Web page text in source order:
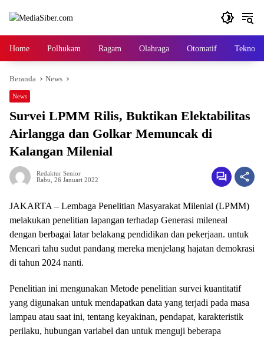
Home Polhukam Ragam Olahraga Otomatif Tekno
Beranda News
News
Survei LPMM Rilis, Buktikan Elektabilitas
Airlangga dan Golkar Memuncak di
Kalangan Milenial
Redaktur Senior
Rabu, 26 Januari 2022
JAKARTA – Lembaga Penelitian Masyarakat Milenial (LPMM)
melakukan penelitian lapangan terhadap Generasi mileneal
dengan berbagai latar belakang pendidikan dan pekerjaan. untuk
Mencari tahu sudut pandang mereka menjelang hajatan demokrasi
di tahun 2024 nanti.
Penelitian ini mengunakan Metode penelitian survei kuantitatif
yang digunakan untuk mendapatkan data yang terjadi pada masa
lampau atau saat ini, tentang keyakinan, pendapat, karakteristik
perilaku, hubungan variabel dan untuk menguji beberapa